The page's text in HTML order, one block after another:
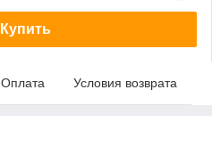
Купить
Оплата Условия возврата